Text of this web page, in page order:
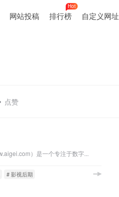
网站投稿 排行榜
Hot
自定义网址
点赞
）是一个专注于数字...
# 影视后期